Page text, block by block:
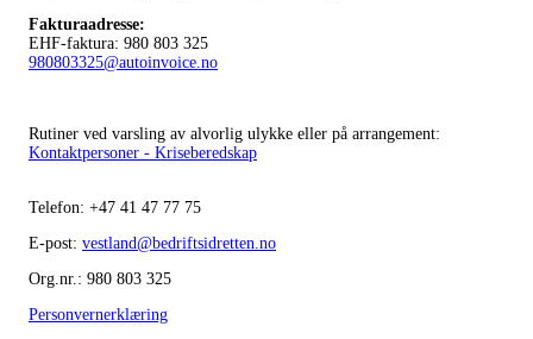
Fakturaadresse:
EHF-faktura: 980 803 325
980803325@autoinvoice.no
Rutiner ved varsling av alvorlig ulykke eller på arrangement:
Kontaktpersoner - Kriseberedskap
Telefon: +47 41 47 77 75
E-post: vestland@bedriftsidretten.no
Org.nr.: 980 803 325
Personvernerklæring